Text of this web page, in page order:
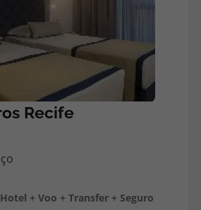
Hotel + Voo + Transfer + Seguro